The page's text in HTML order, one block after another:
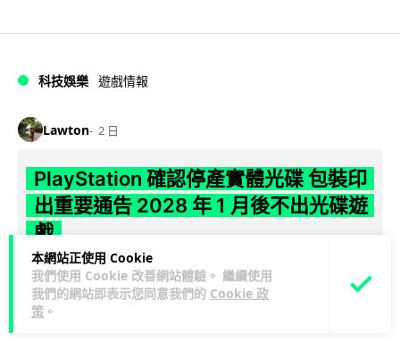
本網站正使用 Cookie
我們使用 Cookie 改善網站體驗。 繼續使用
我們的網站即表示您同意我們的 Cookie 政
策 。
科技娛樂 遊戲情報
Lawton 2 日
PlayStation 確認停產實體光碟 包裝印
出重要通告 2028 年 1 月後不出光碟遊
戲
Sony 已在 PS5 主機包裝加貼提示貼紙，重申官方 7 月已公布
計劃：2028 年 1 月起停產新遊戲實體光碟。分析師預期 PS6
因此...